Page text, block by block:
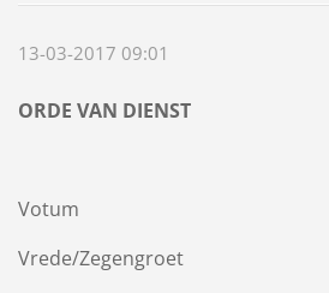
13-03-2017 09:01
ORDE VAN DIENST
Votum
Vrede/Zegengroet